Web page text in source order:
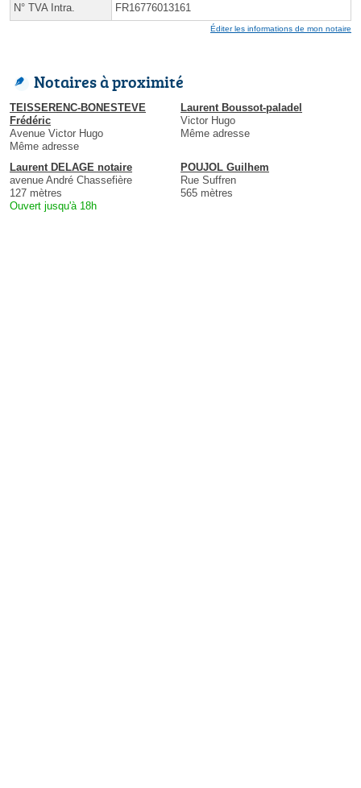
N° TVA Intra. FR16776013161
Éditer les informations de mon notaire
Notaires à proximité
TEISSERENC-BONESTEVE
Frédéric
Avenue Victor Hugo
Même adresse
Laurent Boussot-paladel
Victor Hugo
Même adresse
Laurent DELAGE notaire
avenue André Chassefière
127 mètres
Ouvert jusqu'à 18h
POUJOL Guilhem
Rue Suffren
565 mètres